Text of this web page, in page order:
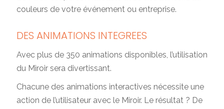
couleurs de votre événement ou entreprise.
DES ANIMATIONS INTEGREES
Avec plus de 350 animations disponibles, l’utilisation
du Miroir sera divertissant.
Chacune des animations interactives nécessite une
action de l’utilisateur avec le Miroir. Le résultat ? De